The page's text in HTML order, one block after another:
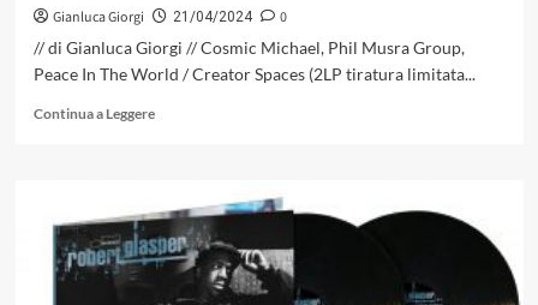
di
spirito
fortemente
Gianluca Giorgi 21/04/2024
0
// di Gianluca Giorgi // Cosmic Michael, Phil Musra Group,
Peace In The World / Creator Spaces (2LP tiratura limitata...
Continua a LeggereLeggi
sul
Divano,
connessioni